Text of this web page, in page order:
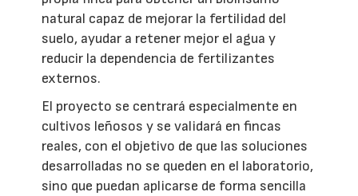
natural capaz de mejorar la fertilidad del
suelo, ayudar a retener mejor el agua y
reducir la dependencia de fertilizantes
externos.
El proyecto se centrará especialmente en
cultivos leñosos y se validará en fincas
reales, con el objetivo de que las soluciones
desarrolladas no se queden en el laboratorio,
sino que puedan aplicarse de forma sencilla